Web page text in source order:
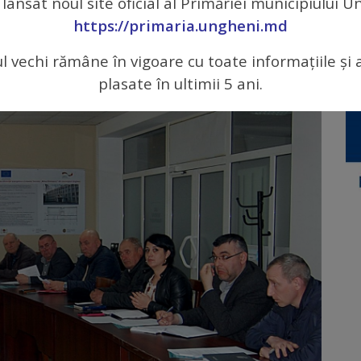
https://primaria.ungheni.md
vechi rămâne în vigoare cu toate informațiile și
plasate în ultimii 5 ani.